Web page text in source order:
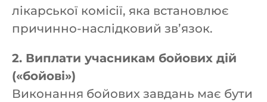
лікарської комісії, яка встановлює
причинно-наслідковий зв’язок.
2. Виплати учасникам бойових дій
(«бойові»)
Виконання бойових завдань має бути